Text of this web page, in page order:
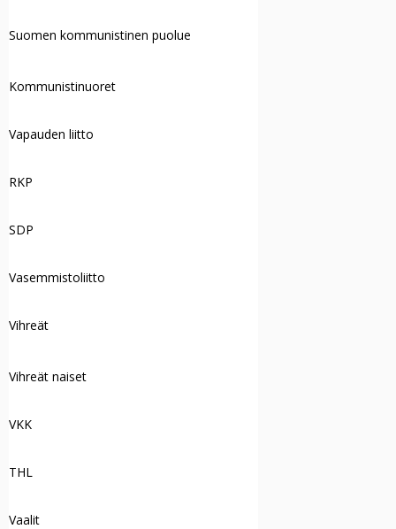
Suomen kommunistinen puolue
Kommunistinuoret
Vapauden liitto
RKP
SDP
Vasemmistoliitto
Vihreät
Vihreät naiset
VKK
THL
Vaalit